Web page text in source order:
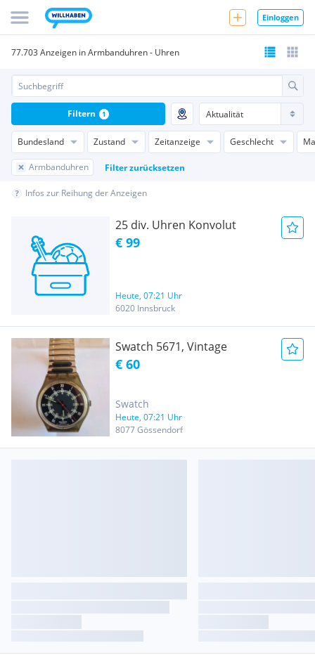
Einloggen
77.703 Anzeigen in Armbanduhren - Uhren
Bundesland Zustand Zeitanzeige Geschlecht
Armbanduhren Filter zurücksetzen
Filtern 1
Infos zur Reihung der Anzeigen
25 div. Uhren Konvolut
€ 99
Heute, 07:21 Uhr
6020 Innsbruck
Swatch 5671, Vintage
€ 60
Swatch
Heute, 07:21 Uhr
8077 Gössendorf